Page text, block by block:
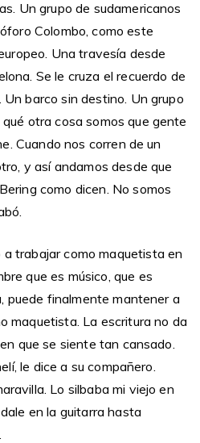
Un grupo de sudamericanos
Colombo, como este
Una travesía desde
Se le cruza el recuerdo de
barco sin destino. Un grupo
otra cosa somos que gente
Cuando nos corren de un
y así andamos desde que
como dicen. No somos
trabajar como maquetista en
que es músico, que es
puede finalmente mantener a
maquetista. La escritura no da
que se siente tan cansado.
le dice a su compañero.
Lo silbaba mi viejo en
en la guitarra hasta